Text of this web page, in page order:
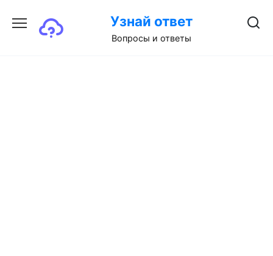
содержанию
Узнай ответ
Вопросы и ответы